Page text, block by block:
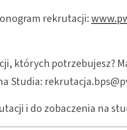
rekrutacji:
których potrzebujesz?
Studia:
i do zobaczenia na